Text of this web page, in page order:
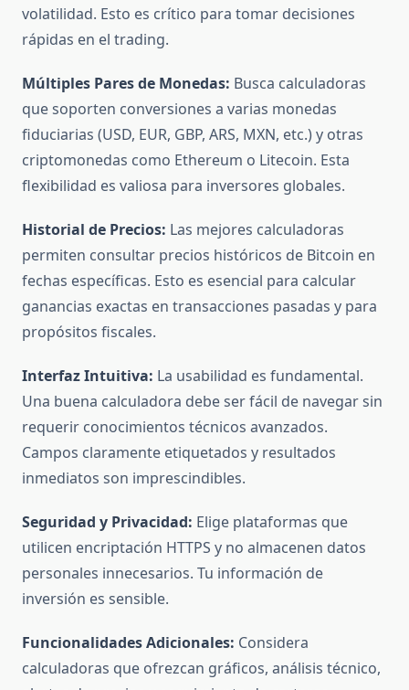
volatilidad. Esto es crítico para tomar decisiones
rápidas en el trading.
Múltiples Pares de Monedas: Busca calculadoras
que soporten conversiones a varias monedas
fiduciarias (USD, EUR, GBP, ARS, MXN, etc.) y otras
criptomonedas como Ethereum o Litecoin. Esta
flexibilidad es valiosa para inversores globales.
Historial de Precios: Las mejores calculadoras
permiten consultar precios históricos de Bitcoin en
fechas específicas. Esto es esencial para calcular
ganancias exactas en transacciones pasadas y para
propósitos fiscales.
Interfaz Intuitiva: La usabilidad es fundamental.
Una buena calculadora debe ser fácil de navegar sin
requerir conocimientos técnicos avanzados.
Campos claramente etiquetados y resultados
inmediatos son imprescindibles.
Seguridad y Privacidad: Elige plataformas que
utilicen encriptación HTTPS y no almacenen datos
personales innecesarios. Tu información de
inversión es sensible.
Funcionalidades Adicionales: Considera
calculadoras que ofrezcan gráficos, análisis técnico,